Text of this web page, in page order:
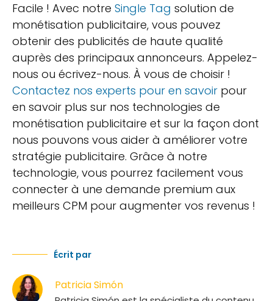
Facile ! Avec notre Single Tag solution de
monétisation publicitaire, vous pouvez
obtenir des publicités de haute qualité
auprès des principaux annonceurs. Appelez-
nous ou écrivez-nous. À vous de choisir !
Contactez nos experts pour en savoir pour
en savoir plus sur nos technologies de
monétisation publicitaire et sur la façon dont
nous pouvons vous aider à améliorer votre
stratégie publicitaire. Grâce à notre
technologie, vous pourrez facilement vous
connecter à une demande premium aux
meilleurs CPM pour augmenter vos revenus !
Écrit par
Patricia Simón